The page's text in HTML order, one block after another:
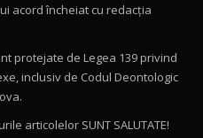
E 53 HYBRID 4MATIC+ / Test
/ Test Drive AutoBlog.MD
acord încheiat cu redacţia
protejate de Legea 139 privind
inclusiv de Codul Deontologic
articolelor SUNT SALUTATE!